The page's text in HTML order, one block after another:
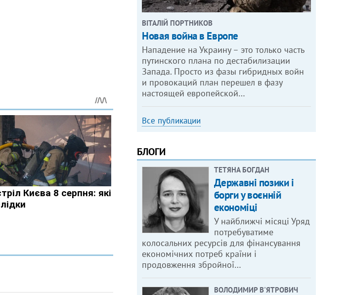
ВІТАЛІЙ ПОРТНИКОВ
Новая война в Европе
Нападение на Украину – это только часть
путинского плана по дестабилизации
Запада. Просто из фазы гибридных войн
и провокаций план перешел в фазу
настоящей европейской…
Все публикации
БЛОГИ
ТЕТЯНА БОГДАН
Державні позики і
борги у воєнній
економіці
У найближчі місяці Уряд
потребуватиме
колосальних ресурсів для фінансування
економічних потреб країни і
продовження збройної…
ВОЛОДИМИР В'ЯТРОВИЧ